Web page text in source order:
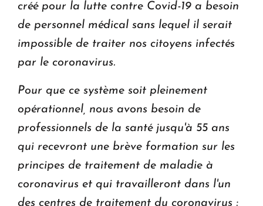
créé pour la lutte contre Covid-19 a besoin
de personnel médical sans lequel il serait
impossible de traiter nos citoyens infectés
par le coronavirus.
Pour que ce système soit pleinement
opérationnel, nous avons besoin de
professionnels de la santé jusqu'à 55 ans
qui recevront une brève formation sur les
principes de traitement de maladie à
coronavirus et qui travailleront dans l'un
des centres de traitement du coronavirus :